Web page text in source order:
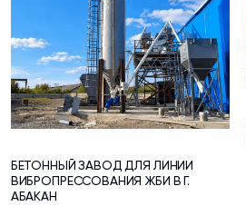
БЕТОННЫЙ ЗАВОД ДЛЯ ЛИНИИ
ВИБРОПРЕССОВАНИЯ ЖБИ В Г.
АБАКАН